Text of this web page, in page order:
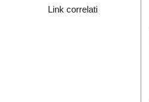
Link correlati